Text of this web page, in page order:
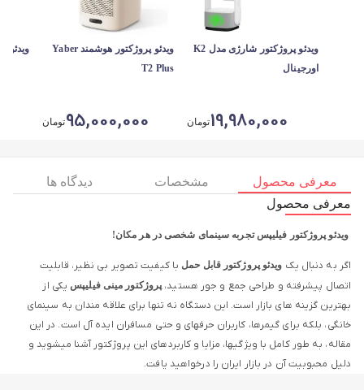
ویدئو پروژکتور شارژی مدل K2
اورجینال
19,980,000تومان
ویدئو پروژکتور هوشمند Yaber
T2 Plus
95,000,000تومان
ویدئو
معرفی محصول مشخصات
دیدگاه ها
معرفی محصول
ویدئو پروژکتور فیلیپس تجربه سینمای شخصی در هر مکان!
اگر به دنبال یک ویدئو پروژکتور قابل حمل با کیفیت تصویر بی نظیر، قابلیت
اتصال پیشرفته و طراحی جمع و جور هستید،پروژکتور مینی فیلیپس یکی از
بهترین گزینه های بازار است. این دستگاه نه تنها برای علاقه مندان به سینمای
خانگی، بلکه برای گیمرها، کاربران حرفهای و حتی مسافران ایده آل است. در این
مقاله، به طور کامل با ویژگیها، مزایا و کاربردهای این پروژکتور آشنا میشوید و
دلیل محبوبیت آن در بازار ایران را درخواهید یافت.